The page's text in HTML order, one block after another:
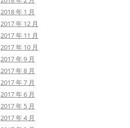
2018 年 1 月
2017 年 12 月
2017 年 11 月
2017 年 10 月
2017 年 9 月
2017 年 8 月
2017 年 7 月
2017 年 6 月
2017 年 5 月
2017 年 4 月